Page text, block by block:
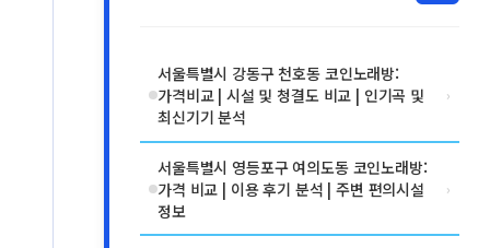
서울특별시 강동구 천호동 코인노래방:
가격비교 | 시설 및 청결도 비교 | 인기곡 및
최신기기 분석
›
서울특별시 영등포구 여의도동 코인노래방:
가격 비교 | 이용 후기 분석 | 주변 편의시설
정보
›